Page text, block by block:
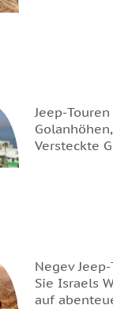
Jeep-
Versteckte
Negev
Sie Israels
auf